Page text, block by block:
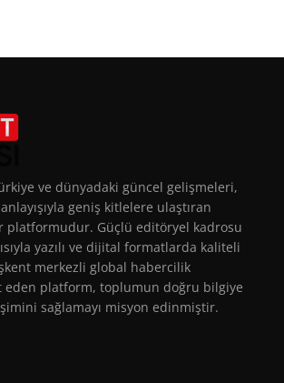
ve dünyadaki güncel gelişmeleri,
geniş kitlelere ulaştıran
platformudur. Güçlü editöryel kadrosu
yazılı ve dijital formatlarda kaliteli
merkezli global habercilik
eden platform, toplumun doğru bilgiye
sağlamayı misyon edinmiştir.